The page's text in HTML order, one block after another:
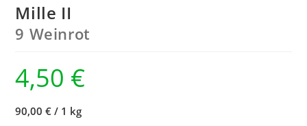
Mille II
9 Weinrot
4,50 €
90,00 € / 1 kg